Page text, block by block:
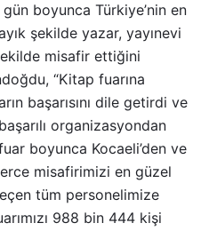
boyunca Türkiye’nin en
şekilde yazar, yayınevi
misafir ettiğini
“Kitap fuarına
başarısını dile getirdi ve
organizasyondan
boyunca Kocaeli’den ve
misafirimizi en güzel
tüm personelimize
988 bin 444 kişi